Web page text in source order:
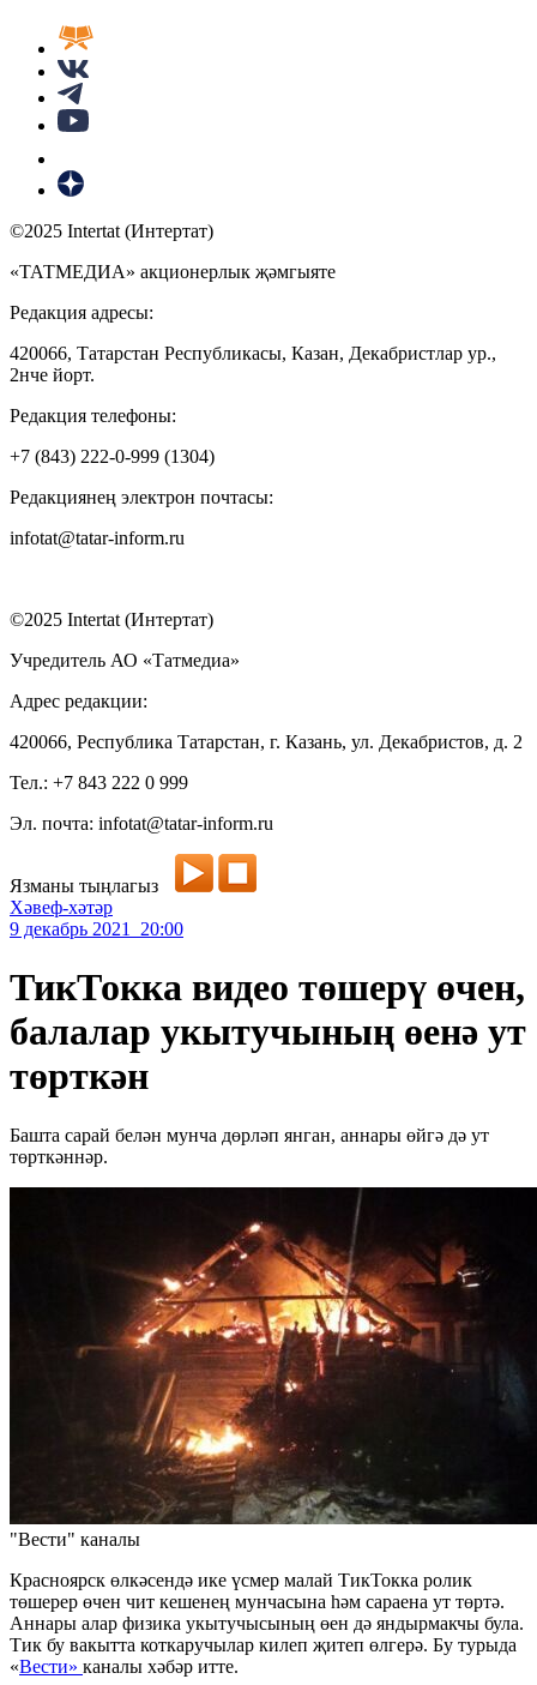
©2025 Intertat (Интертат)
«ТАТМЕДИА» акционерлык җәмгыяте
Редакция адресы:
420066, Татарстан Республикасы, Казан, Декабристлар ур.,
2нче йорт.
Редакция телефоны:
+7 (843) 222-0-999 (1304)
Редакциянең электрон почтасы:
infotat@tatar-inform.ru
©2025 Intertat (Интертат)
Учредитель АО «Татмедиа»
Адрес редакции:
420066, Республика Татарстан, г. Казань, ул. Декабристов, д. 2
Тел.: +7 843 222 0 999
Эл. почта: infotat@tatar-inform.ru
Язманы тыңлагыз
Хәвеф-хәтәр
9 декабрь 2021 20:00
ТикТокка видео төшерү өчен,
балалар укытучының өенә ут
төрткән
Башта сарай белән мунча дөрләп янган, аннары өйгә дә ут
төрткәннәр.
"Вести" каналы
Красноярск өлкәсендә ике үсмер малай ТикТокка ролик
төшерер өчен чит кешенең мунчасына һәм сараена ут төртә.
Аннары алар физика укытучысының өен дә яндырмакчы була.
Тик бу вакытта коткаручылар килеп җитеп өлгерә. Бу турыда
«Вести» каналы хәбәр итте.